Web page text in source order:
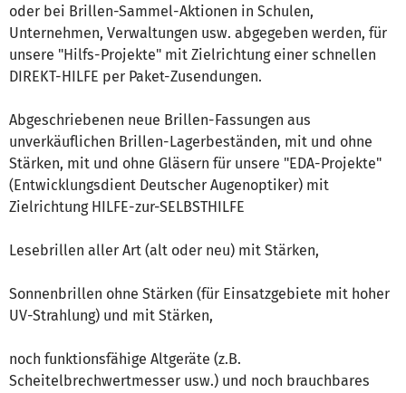
oder bei Brillen-Sammel-Aktionen in Schulen,
Unternehmen, Verwaltungen usw. abgegeben werden, für
unsere "Hilfs-Projekte" mit Zielrichtung einer schnellen
DIREKT-HILFE per Paket-Zusendungen.
Abgeschriebenen neue Brillen-Fassungen aus
unverkäuflichen Brillen-Lagerbeständen, mit und ohne
Stärken, mit und ohne Gläsern für unsere "EDA-Projekte"
(Entwicklungsdient Deutscher Augenoptiker) mit
Zielrichtung HILFE-zur-SELBSTHILFE
Lesebrillen aller Art (alt oder neu) mit Stärken,
Sonnenbrillen ohne Stärken (für Einsatzgebiete mit hoher
UV-Strahlung) und mit Stärken,
noch funktionsfähige Altgeräte (z.B.
Scheitelbrechwertmesser usw.) und noch brauchbares